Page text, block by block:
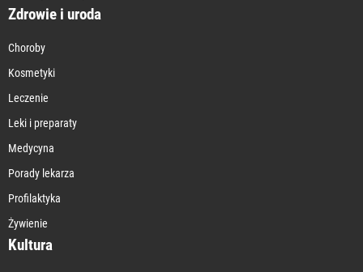
Zdrowie i uroda
Choroby
Kosmetyki
Leczenie
Leki i preparaty
Medycyna
Porady lekarza
Profilaktyka
Żywienie
Kultura